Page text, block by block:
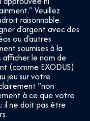
Veuillez
raisonnable.
d'argent avec des
ou d'autres
soumises à la
le nom de
(comme EXODUS)
jeu sur votre
"non
à ce que votre
il ne doit pas être